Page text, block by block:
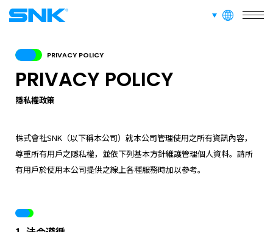
languages
PRIVACY POLICY
PRIVACY POLICY
隱私權政策
株式會社SNK（以下稱本公司）就本公司管理使用之所有資訊內容，
尊重所有用戶之隱私權，並依下列基本方針維護管理個人資料。請所
有用戶於使用本公司提供之線上各種服務時加以參考。